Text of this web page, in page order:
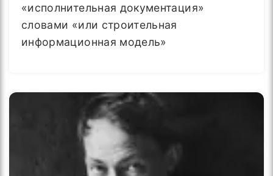
«исполнительная документация»
словами «или строительная
информационная модель»